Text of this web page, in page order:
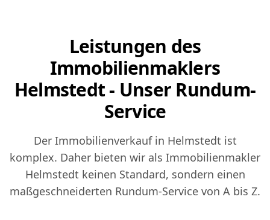
Leistungen des
Immobilienmaklers
Helmstedt - Unser Rundum-
Service
Der Immobilienverkauf in Helmstedt ist
komplex. Daher bieten wir als Immobilienmakler
Helmstedt keinen Standard, sondern einen
maßgeschneiderten Rundum-Service von A bis Z.